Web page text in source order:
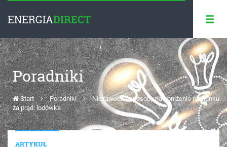
ENERGIADIRECT
Poradniki
Start Poradniki
Niezawodne sposoby na obniżenie rachunku
za prąd: lodówka
ARTYKUŁ